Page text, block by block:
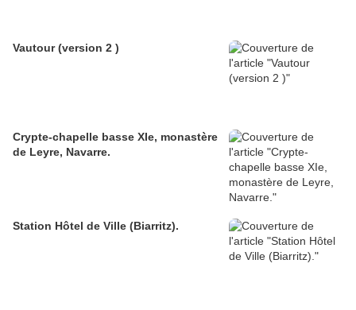
Vautour (version 2 )
Crypte-chapelle basse XIe, monastère
de Leyre, Navarre.
Station Hôtel de Ville (Biarritz).